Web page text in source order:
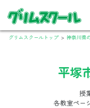
グリムスクールトップ > 神奈川県
平塚
授
各教室ペー